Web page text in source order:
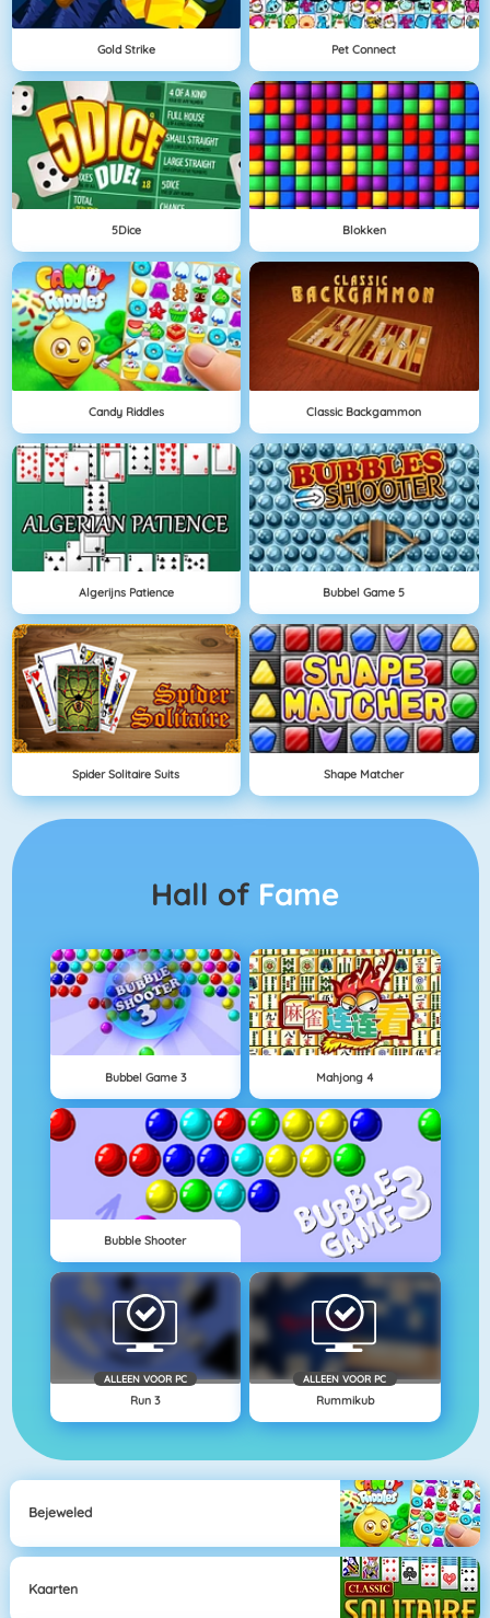
Gold Strike Pet Connect
5Dice Blokken
Candy Riddles Classic Backgammon
Algerijns Patience Bubbel Game 5
Spider Solitaire Suits Shape Matcher
Hall of Fame
Bubbel Game 3 Mahjong 4
Bubble Shooter
ALLEEN VOOR PC
Run 3
ALLEEN VOOR PC
Rummikub
Bejeweled
Kaarten